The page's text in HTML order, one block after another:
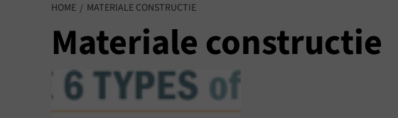
HOME MATERIALE CONSTRUCTIE
Materiale constructie